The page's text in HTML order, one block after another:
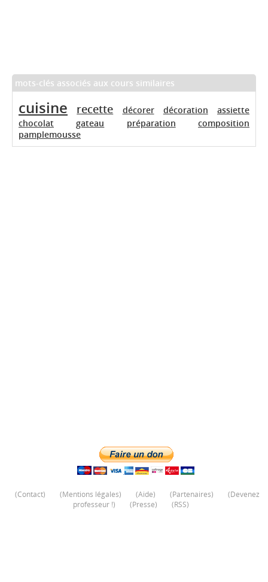
mots-clés associés aux cours similaires
cuisine recette décorer décoration
assiette
chocolat
gateau préparation
composition
pamplemousse
(Contact) (Mentions légales) (Aide) (Partenaires) (Devenez
professeur !) (Presse) (RSS)